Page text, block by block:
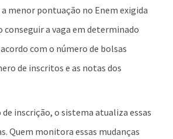
a menor pontuação no Enem exigida
conseguir a vaga em determinado
com o número de bolsas
de inscritos e as notas dos
inscrição, o sistema atualiza essas
Quem monitora essas mudanças